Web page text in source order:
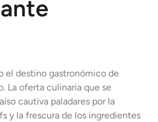
el destino gastronómico de
La oferta culinaria que se
cautiva paladares por la
y la frescura de los ingredientes